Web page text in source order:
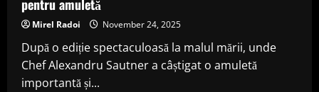
pentru amuletă
Mirel Radoi November 24, 2025
După o ediție spectaculoasă la malul mării, unde
Chef Alexandru Sautner a câștigat o amuletă
importantă și...